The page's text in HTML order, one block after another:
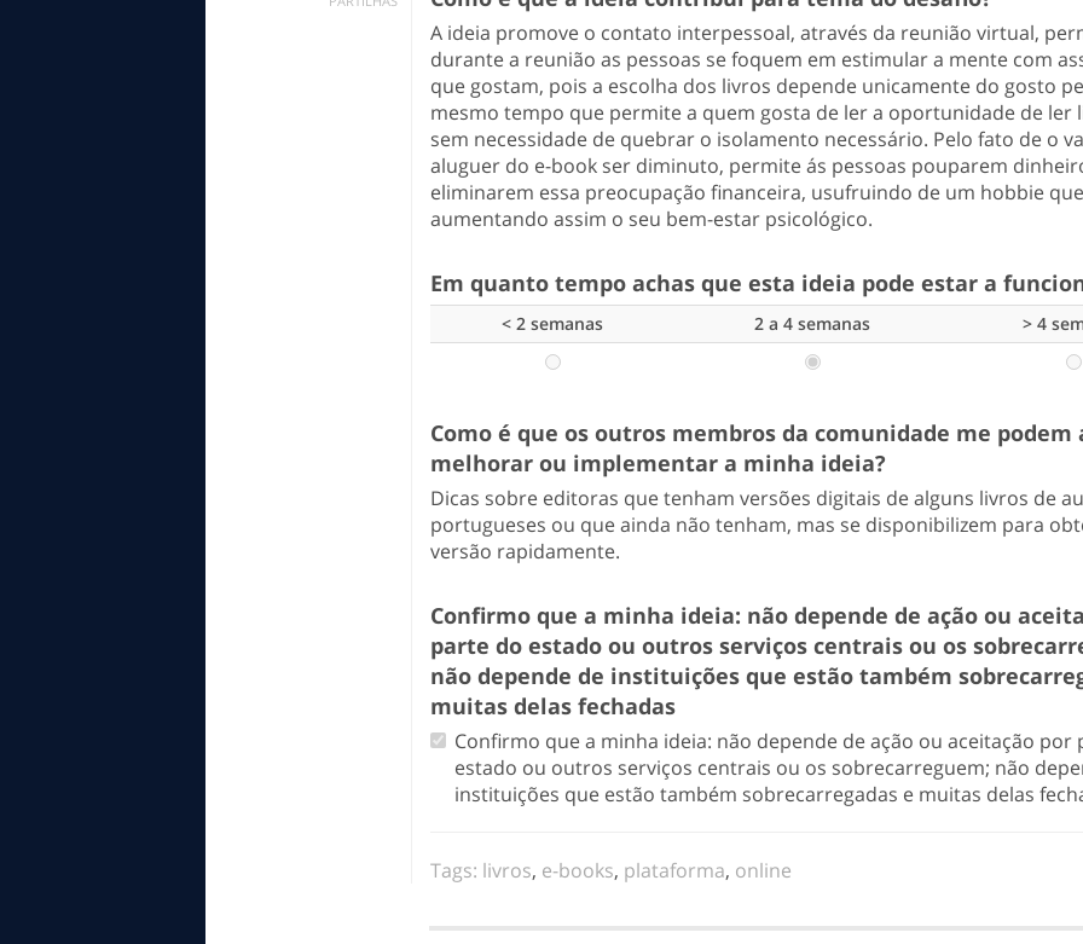
A ideia promove o contato interpessoal, através da reunião virtual,
durante a reunião as pessoas se foquem em estimular a mente com
que gostam, pois a escolha dos livros depende unicamente do gosto
mesmo tempo que permite a quem gosta de ler a oportunidade de ler
sem necessidade de quebrar o isolamento necessário. Pelo fato de o
aluguer do e-book ser diminuto, permite ás pessoas pouparem
eliminarem essa preocupação financeira, usufruindo de um hobbie
aumentando assim o seu bem-estar psicológico.
Em quanto tempo achas que esta ideia pode estar a
< 2 semanas 2 a 4 semanas > 4
Como é que os outros membros da comunidade me podem
melhorar ou implementar a minha ideia?
Dicas sobre editoras que tenham versões digitais de alguns livros de
portugueses ou que ainda não tenham, mas se disponibilizem para
versão rapidamente.
Confirmo que a minha ideia: não depende de ação ou
parte do estado ou outros serviços centrais ou os
não depende de instituições que estão também
muitas delas fechadas
Confirmo que a minha ideia: não depende de ação ou aceitação por
estado ou outros serviços centrais ou os sobrecarreguem; não
instituições que estão também sobrecarregadas e muitas delas
Tags: livros, e-books, plataforma, online